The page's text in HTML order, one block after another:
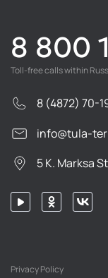
8 800
Toll-free calls within
8 (4872) 70-
info@tula-
5 K. Marksa
Privacy Policy